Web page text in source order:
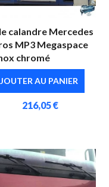
calandre Mercedes
MP3 Megaspace
chromé
AU PANIER
216,05 €